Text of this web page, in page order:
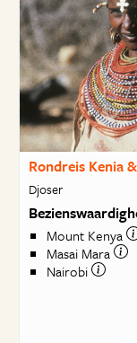
Rondreis Kenia
Djoser
Mount Kenya
Masai Mara
Nairobi